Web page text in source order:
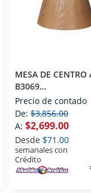
MESA DE CENTRO
B3069
CONTEMPORANEO
Precio de contado
De:$3,856.00
A: $2,699.00
Desde $71.00
semanales con
Crédito